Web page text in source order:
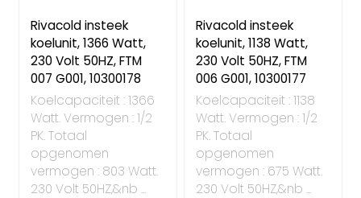
Rivacold insteek
koelunit, 1366 Watt,
230 Volt 50HZ, FTM
007 G001, 10300178
Koelcapaciteit : 1366
Watt. Vermogen : 1/2
PK. Totaal
opgenomen
vermogen : 803 Watt.
230 Volt 50HZ,&nb ...
Rivacold insteek
koelunit, 1138 Watt,
230 Volt 50HZ, FTM
006 G001, 10300177
Koelcapaciteit : 1138
Watt. Vermogen : 1/2
PK. Totaal
opgenomen
vermogen : 675 Watt.
230 Volt 50HZ,&nb ...